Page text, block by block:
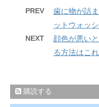
PREV
歯に物が詰
ットウォッ
NEXT
顔色が悪い
る方法はこれ
購読する